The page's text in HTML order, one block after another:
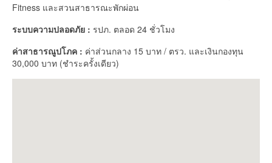
Fitness และสวนสาธารณะพักผ่อน
ระบบความปลอดภัย : รปภ. ตลอด 24 ชั่วโมง
ค่าสาธารณูปโภค : ค่าส่วนกลาง 15 บาท / ตรว. และเงินกองทุน
30,000 บาท (ชำระครั้งเดียว)